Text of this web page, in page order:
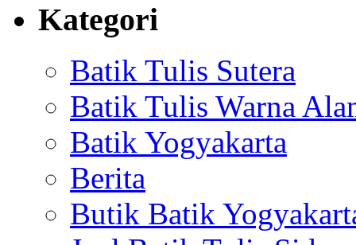
Kategori
Batik Tulis Sutera
Batik Tulis Warna
Batik Yogyakarta
Berita
Butik Batik